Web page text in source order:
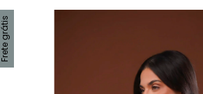
Frete grátis